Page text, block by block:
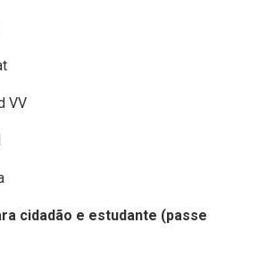
VV
cidadão e estudante (passe